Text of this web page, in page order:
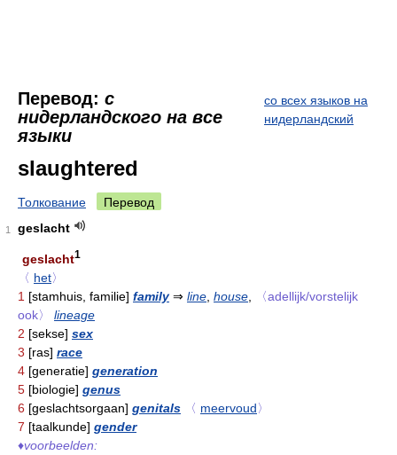
Перевод: с
нидерландского на все
языки
со всех языков на
нидерландский
slaughtered
Толкование Перевод
1 geslacht
geslacht1
〈 het〉
1 [stamhuis, familie] family⇒ line house
〈adellijk/vorstelijk
ook〉
lineage
2 [sekse] sex
3 [ras] race
4 [generatie] generation
5 [biologie] genus
6 [geslachtsorgaan] genitals 〈 meervoud〉
7 [taalkunde] gender
♦voorbeelden: